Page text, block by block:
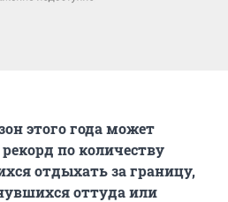
этого года может
по количеству
отдыхать за границу,
оттуда или